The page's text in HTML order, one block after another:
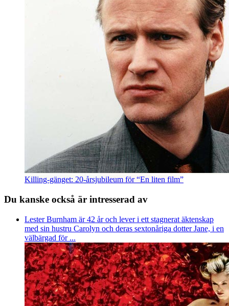
Killing-gänget: 20-årsjubileum för “En liten film”
Du kanske också är intresserad av
Lester Burnham är 42 år och lever i ett stagnerat äktenskap
med sin hustru Carolyn och deras sextonåriga dotter Jane, i en
välbärgad för ...